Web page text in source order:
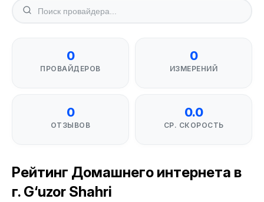
0
ПРОВАЙДЕРОВ
0
ИЗМЕРЕНИЙ
0
ОТЗЫВОВ
0.0
СР. СКОРОСТЬ
Рейтинг Домашнего интернета в
г. G‘uzor Shahri